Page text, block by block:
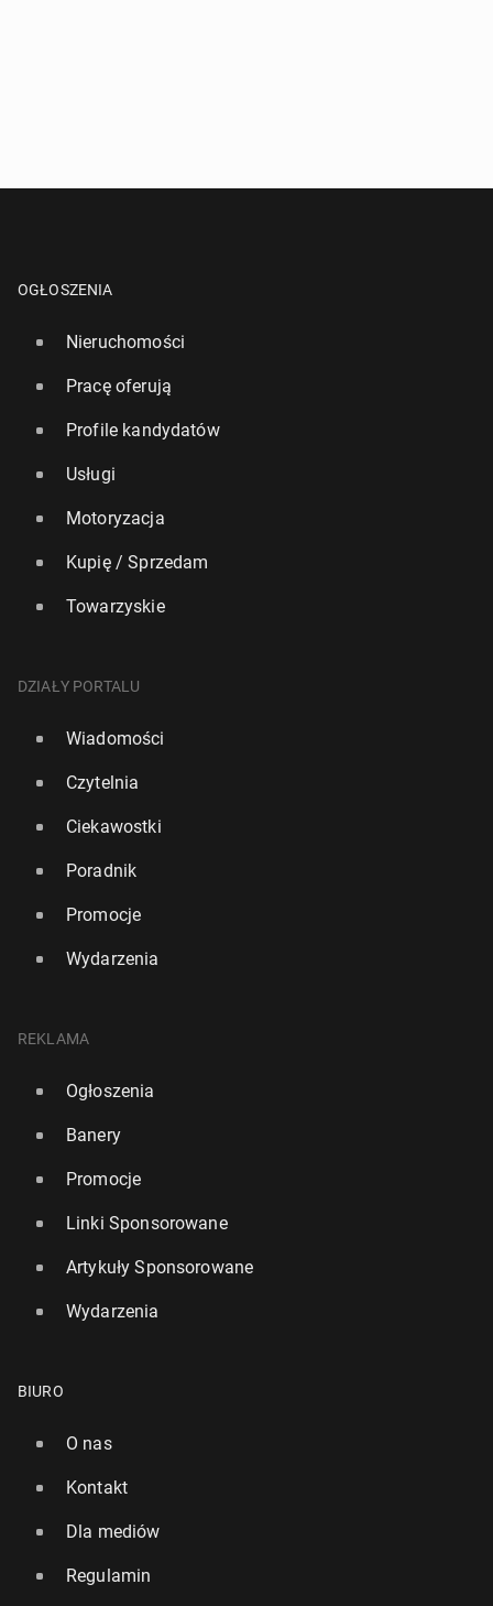
OGŁOSZENIA
Nieruchomości
Pracę oferują
Profile kandydatów
Usługi
Motoryzacja
Kupię / Sprzedam
Towarzyskie
DZIAŁY PORTALU
Wiadomości
Czytelnia
Ciekawostki
Poradnik
Promocje
Wydarzenia
REKLAMA
Ogłoszenia
Banery
Promocje
Linki Sponsorowane
Artykuły Sponsorowane
Wydarzenia
BIURO
O nas
Kontakt
Dla mediów
Regulamin